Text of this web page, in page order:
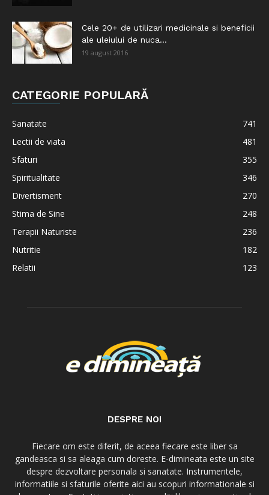
Cele 20+ de utilizari medicinale si beneficii
ale uleiului de nuca...
19 august 2016
CATEGORIE POPULARĂ
Sanatate
741
Lectii de viata
481
Sfaturi
355
Spiritualitate
346
Divertisment
270
Stima de Sine
248
Terapii Naturiste
236
Nutritie
182
Relatii
123
DESPRE NOI
Fiecare om este diferit, de aceea fiecare este liber sa
gandeasca si sa aleaga cum doreste. E-dimineata este un site
despre dezvoltare personala si sanatate. Instrumentele,
informatiile si sfaturile oferite aici au scopuri informationale si